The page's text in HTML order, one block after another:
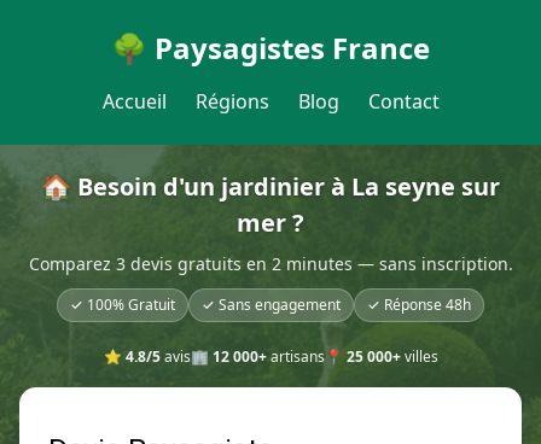
🌳 Paysagistes France
Accueil Régions Blog Contact
🏠 Besoin d'un jardinier à La seyne sur
mer ?
Comparez 3 devis gratuits en 2 minutes — sans inscription.
✓ 100% Gratuit ✓ Sans engagement ✓ Réponse 48h
⭐ 4.8/5avis🏢 12 000+artisans📍 25 000+villes